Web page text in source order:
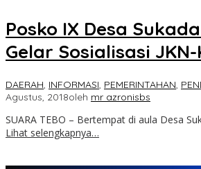
Posko IX Desa
Gelar Sosialisasi JKN-
DAERAH, INFORMASI, PEMERINTAHAN,
Agustus, 2018oleh mr azronisbs
SUARA TEBO – Bertempat di aula Desa
Lihat selengkapnya…